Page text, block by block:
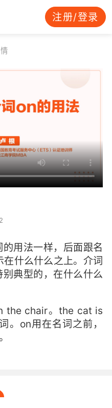
注册/登录
用法一样，后面跟名
什么什么之上。介词
典型的，在什么什么
the chair。the cat is
。on用在名词之前，